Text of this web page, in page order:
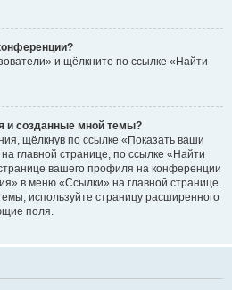
и щёлкните по ссылке «Найти
и созданные мной темы?
щёлкнув по ссылке «Показать ваши
главной странице, по ссылке «Найти
вашего профиля на конференции
в меню «Ссылки» на главной странице.
используйте страницу расширенного
поля.